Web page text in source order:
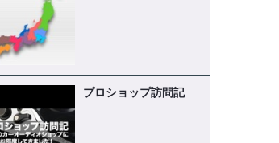
プロショップ訪問記